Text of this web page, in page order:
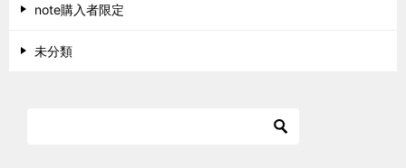
note購入者限定
未分類